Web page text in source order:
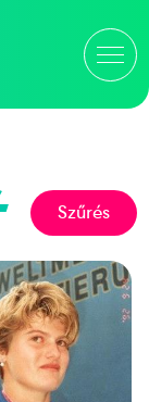
Szűrés